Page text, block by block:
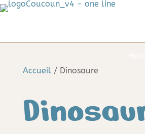
Accueil/ Dinosaure